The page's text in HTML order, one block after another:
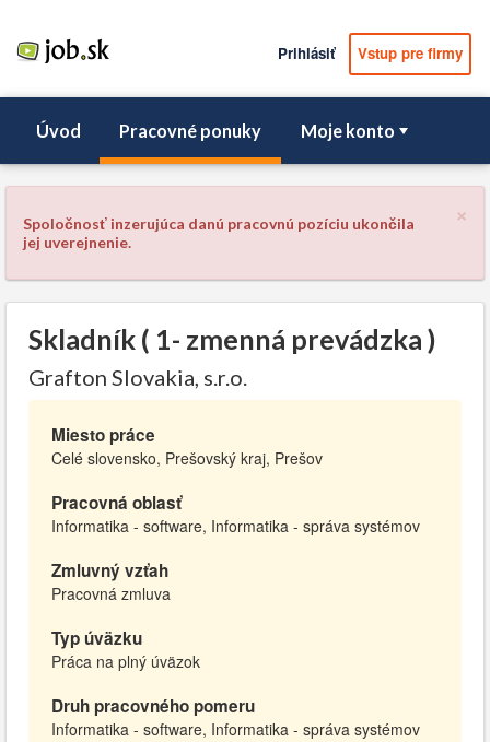
Prihlásiť Vstup pre firmy
Úvod Pracovné ponuky Moje konto
×
Spoločnosť inzerujúca danú pracovnú pozíciu ukončila
jej uverejnenie.
Skladník ( 1- zmenná prevádzka )
Grafton Slovakia, s.r.o.
Miesto práce
Celé slovensko, Prešovský kraj, Prešov
Pracovná oblasť
Informatika - software, Informatika - správa systémov
Zmluvný vzťah
Pracovná zmluva
Typ úväzku
Práca na plný úväzok
Druh pracovného pomeru
Informatika - software, Informatika - správa systémov